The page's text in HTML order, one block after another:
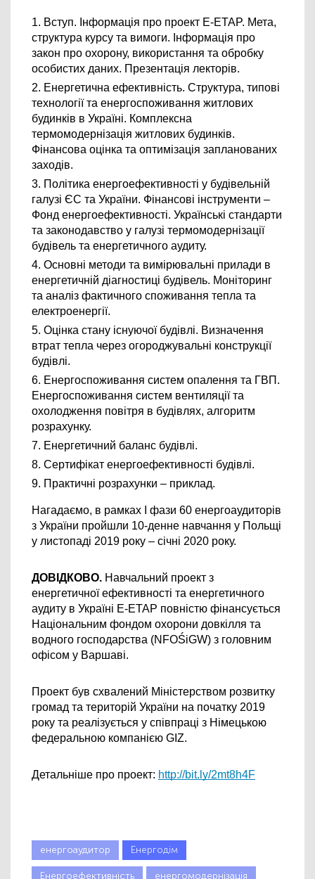
1. Вступ. Інформація про проект E-ETAP. Мета,
структура курсу та вимоги. Інформація про
закон про охорону, використання та обробку
особистих даних. Презентація лекторів.
2. Енергетична ефективність. Структура, типові
технології та енергоспоживання житлових
будинків в Україні. Комплексна
термомодернізація житлових будинків.
Фінансова оцінка та оптимізація запланованих
заходів.
3. Політика енергоефективності у будівельній
галузі ЄС та України. Фінансові інструменти –
Фонд енергоефективності. Українські стандарти
та законодавство у галузі термомодернізації
будівель та енергетичного аудиту.
4. Основні методи та вимірювальні прилади в
енергетичній діагностиці будівель. Моніторинг
та аналіз фактичного споживання тепла та
електроенергії.
5. Оцінка стану існуючої будівлі. Визначення
втрат тепла через огороджувальні конструкції
будівлі.
6. Енергоспоживання систем опалення та ГВП.
Енергоспоживання систем вентиляції та
охолодження повітря в будівлях, алгоритм
розрахунку.
7. Енергетичний баланс будівлі.
8. Сертифікат енергоефективності будівлі.
9. Практичні розрахунки – приклад.
Нагадаємо, в рамках І фази 60 енергоаудиторів
з України пройшли 10-денне навчання у Польщі
у листопаді 2019 року – січні 2020 року.
ДОВІДКОВО. Навчальний проект з
енергетичної ефективності та енергетичного
аудиту в Україні Е-ЕТАР повністю фінансується
Національним фондом охорони довкілля та
водного господарства (NFOŚiGW) з головним
офісом у Варшаві.
Проект був схвалений Міністерством розвитку
громад та територій України на початку 2019
року та реалізується у співпраці з Німецькою
федеральною компанією GIZ.
Детальніше про проект: http://bit.ly/2mt8h4F
енергоаудитор Енергодім
Енергоефективність енергомодернізація